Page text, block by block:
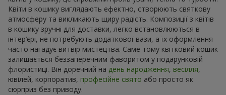
Квіти в кошику виглядають ефектно, створюють святкову
атмосферу та викликають щиру радість. Композиції з квітів
в кошику зручні для доставки, легко встановлюються в
інтер’єрі, не потребують додаткової вази, а їх оформлення
часто нагадує витвір мистецтва. Саме тому квітковий кошик
залишається беззаперечним фаворитом у подарунковій
флористиці. Він доречний на день народження, весілля,
ювілей, корпоратив, професійне свято або просто як
сюрприз без приводу.